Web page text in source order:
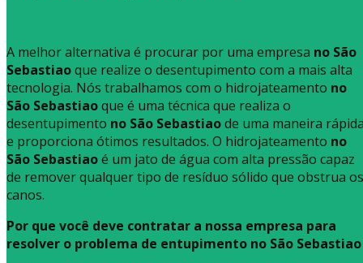
A melhor alternativa é procurar por uma empresa no São
Sebastiaoque realize o desentupimento com a mais alta
tecnologia. Nós trabalhamos com o hidrojateamento no
São Sebastiaoque é uma técnica que realiza o
desentupimento no São Sebastiaode uma maneira
e proporciona ótimos resultados. O hidrojateamento no
São Sebastiaoé um jato de água com alta pressão capaz
de remover qualquer tipo de resíduo sólido que obstrua os
canos.
Por que você deve contratar a nossa empresa para
resolver o problema de entupimento no São Sebastiao